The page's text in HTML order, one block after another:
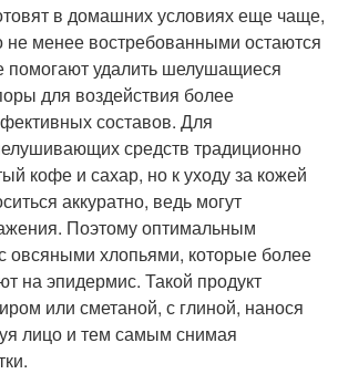
в домашних условиях еще чаще,
менее востребованными остаются
помогают удалить шелушащиеся
для воздействия более
составов. Для
средств традиционно
кофе и сахар, но к уходу за кожей
аккуратно, ведь могут
Поэтому оптимальным
овсяными хлопьями, которые более
на эпидермис. Такой продукт
или сметаной, с глиной, нанося
лицо и тем самым снимая